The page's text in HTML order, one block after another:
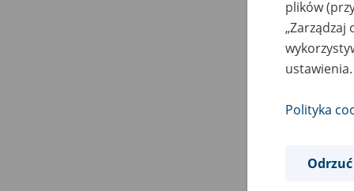
plików
„Zarządzaj
Polityka